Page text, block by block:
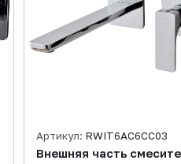
Артикул: RWIT6AC6CC03
Внешняя часть